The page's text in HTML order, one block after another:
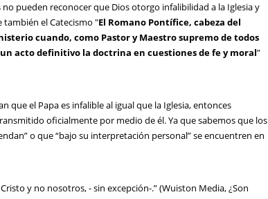
pueden reconocer que Dios otorgo infalibilidad a la Iglesia y
también el Catecismo "El Romano Pontífice, cabeza del
cuando, como Pastor y Maestro supremo de todos
acto definitivo la doctrina en cuestiones de fe y moral”
el Papa es infalible al igual que la Iglesia, entonces
oficialmente por medio de él. Ya que sabemos que los
o que “bajo su interpretación personal” se encuentren en
y no nosotros, - sin excepción-.” (Wuiston Media, ¿Son